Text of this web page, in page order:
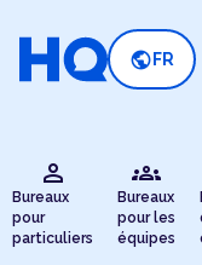
public FR
person
Bureaux
pour
particuliers
groups
Bureaux
pour les
équipes